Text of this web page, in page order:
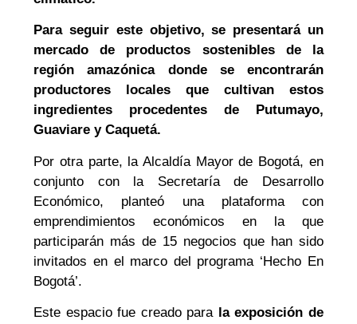
Para seguir este objetivo, se presentará un
mercado de productos sostenibles de la
región amazónica donde se encontrarán
productores locales que cultivan estos
ingredientes procedentes de Putumayo,
Guaviare y Caquetá.
Por otra parte, la Alcaldía Mayor de Bogotá, en
conjunto con la Secretaría de Desarrollo
Económico, planteó una plataforma con
emprendimientos económicos en la que
participarán más de 15 negocios que han sido
invitados en el marco del programa ‘Hecho En
Bogotá’.
Este espacio fue creado para la exposición de